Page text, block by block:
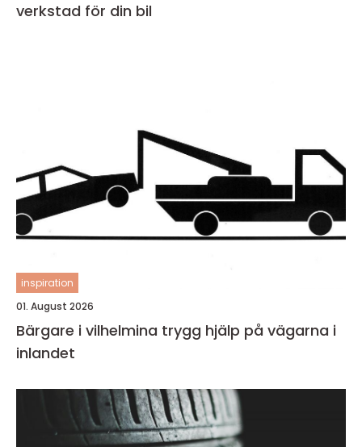
verkstad för din bil
inspiration
01. August 2026
Bärgare i vilhelmina trygg hjälp på vägarna i
inlandet